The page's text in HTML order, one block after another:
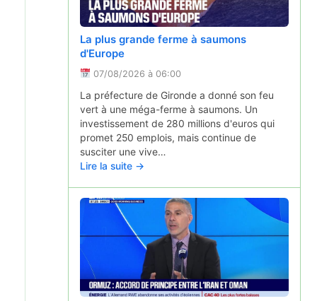
La ville de Beaumont ne veut pas voir un
Burger King s'installer
06/08/2026 à 05:31
Le maire de Beaumont s'oppose à
l'implantation d'un Burger King sur sa
commune, à proximité d'une voie verte. Il
craint des problèmes de pollution et de
circulation.
Lire la suite →
La plus grande ferme à saumons
d'Europe
07/08/2026 à 06:00
La préfecture de Gironde a donné son feu
vert à une méga-ferme à saumons. Un
investissement de 280 millions d'euros qui
promet 250 emplois, mais continue de
susciter une vive…
Lire la suite →